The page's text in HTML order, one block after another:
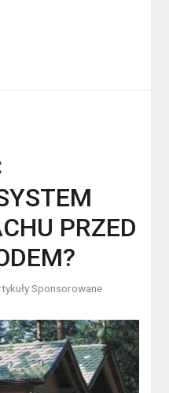
PRZED
Sponsorowane